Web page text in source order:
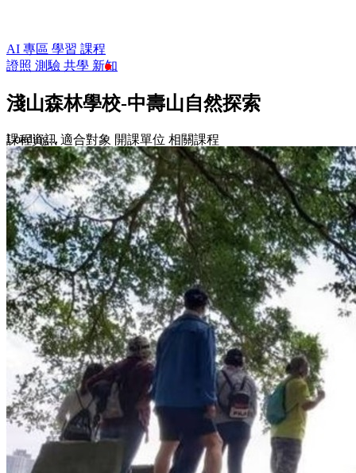
AI 專區 學習 課程
證照 測驗 共學 新知
淺山森林學校-中壽山自然探索
課程資訊 適合對象 開課單位 相關課程
$350
收藏
前往課程
Loading...